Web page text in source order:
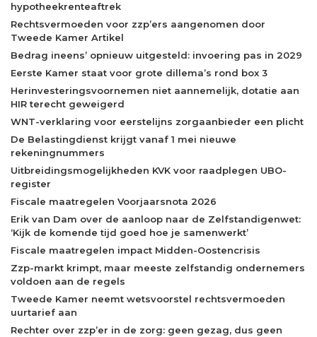
hypotheekrenteaftrek
Rechtsvermoeden voor zzp’ers aangenomen door
Tweede Kamer Artikel
Bedrag ineens’ opnieuw uitgesteld: invoering pas in 2029
Eerste Kamer staat voor grote dillema’s rond box 3
Herinvesteringsvoornemen niet aannemelijk, dotatie aan
HIR terecht geweigerd
WNT-verklaring voor eerstelijns zorgaanbieder een plicht
De Belastingdienst krijgt vanaf 1 mei nieuwe
rekeningnummers
Uitbreidingsmogelijkheden KVK voor raadplegen UBO-
register
Fiscale maatregelen Voorjaarsnota 2026
Erik van Dam over de aanloop naar de Zelfstandigenwet:
‘Kijk de komende tijd goed hoe je samenwerkt’
Fiscale maatregelen impact Midden-Oostencrisis
Zzp-markt krimpt, maar meeste zelfstandig ondernemers
voldoen aan de regels
Tweede Kamer neemt wetsvoorstel rechtsvermoeden
uurtarief aan
Rechter over zzp’er in de zorg: geen gezag, dus geen